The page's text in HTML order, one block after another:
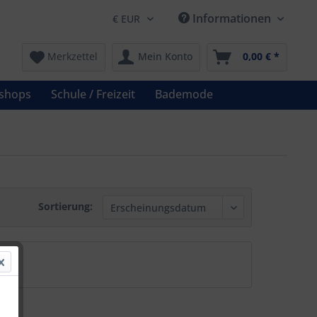
Informationen
Merkzettel Mein Konto 0,00 € *
Schule / Freizeit Bademode
Sortierung: